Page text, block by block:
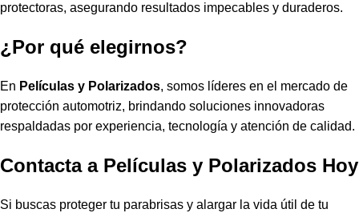
protectoras, asegurando resultados impecables y duraderos.
¿Por qué elegirnos?
En Películas y Polarizados, somos líderes en el mercado de
protección automotriz, brindando soluciones innovadoras
respaldadas por experiencia, tecnología y atención de calidad.
Contacta a Películas y Polarizados Hoy
Si buscas proteger tu parabrisas y alargar la vida útil de tu